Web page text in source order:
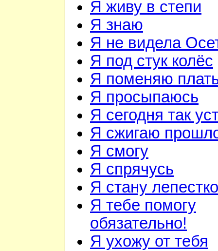
Я живу в степи
Я знаю
Я не видела
Я под стук колёс
Я поменяю
Я просыпаюсь
Я сегодня так
Я сжигаю
Я смогу
Я спрячусь
Я стану
Я тебе помогу
обязательно!
Я ухожу от тебя